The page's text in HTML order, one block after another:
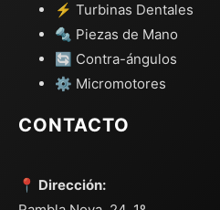
⚡ Turbinas Dentales
🔩 Piezas de Mano
🔄 Contra-ángulos
⚙️ Micromotores
CONTACTO
📍 Dirección: